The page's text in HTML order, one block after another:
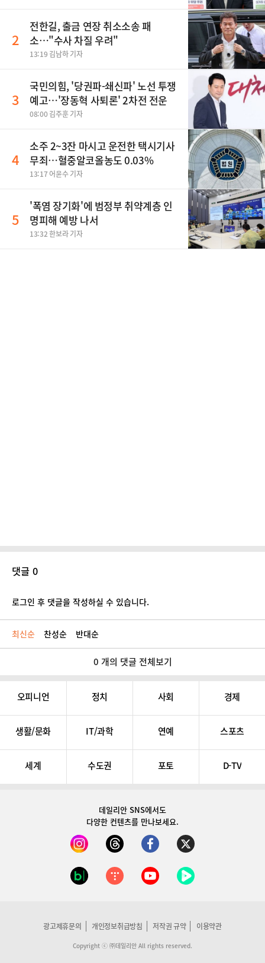
2
전한길, 출금 연장 취소소송 패
소…"수사 차질 우려"
13:19 김남하 기자
3
국민의힘, '당권파-쇄신파' 노선 투쟁
예고…'장동혁 사퇴론' 2차전 전운
08:00 김주훈 기자
4
소주 2~3잔 마시고 운전한 택시기사
무죄…혈중알코올농도 0.03%
13:17 어윤수 기자
5
'폭염 장기화'에 범정부 취약계층 인
명피해 예방 나서
13:32 한보라 기자
댓글 0
로그인 후 댓글을 작성하실 수 있습니다.
최신순 찬성순 반대순
0 개의 댓글 전체보기
오피니언 정치 사회 경제
생활/문화 IT/과학 연예 스포츠
세계 수도권 포토 D-TV
데일리안 SNS에서도
다양한 컨텐츠를 만나보세요.
광고제휴문의 개인정보취급방침 저작권 규약 이용약관
Copyright ⓒ ㈜데일리안 All rights reserved.